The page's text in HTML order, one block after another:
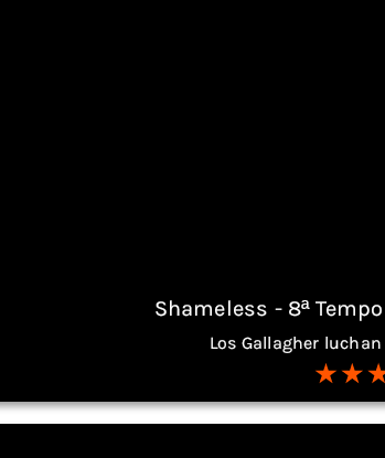
Shameless - 8ª
Los Gallagher